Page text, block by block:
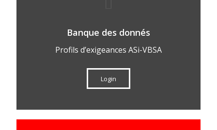
Banque des donnés
Profils d’exigeances ASi-VBSA
Login